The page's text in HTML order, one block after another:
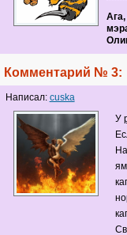
Комментарий № 3:
Написал: cuska
У